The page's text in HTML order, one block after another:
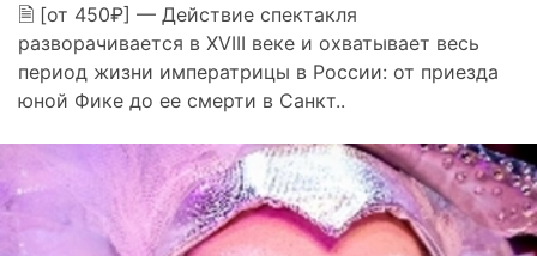
🗎 [от 450₽] — Действие спектакля
разворачивается в XVIII веке и охватывает весь
период жизни императрицы в России: от приезда
юной Фике до ее смерти в Санкт..